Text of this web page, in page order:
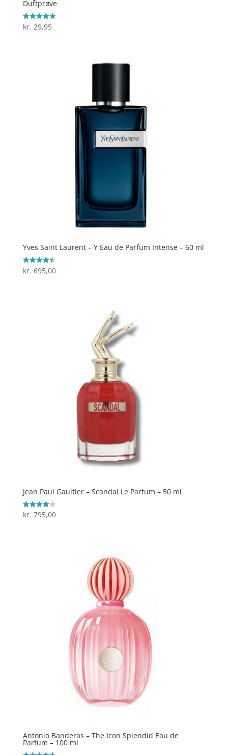
Duftprøve
Vurderet
5
kr. 29,95
Yves Saint Laurent – Y Eau de Parfum Intense – 60 ml
Vurderet
4.5
kr. 695,00
Jean Paul Gaultier – Scandal Le Parfum – 50 ml
Vurderet
4
kr. 795,00
Antonio Banderas – The Icon Splendid Eau de
Parfum – 100 ml